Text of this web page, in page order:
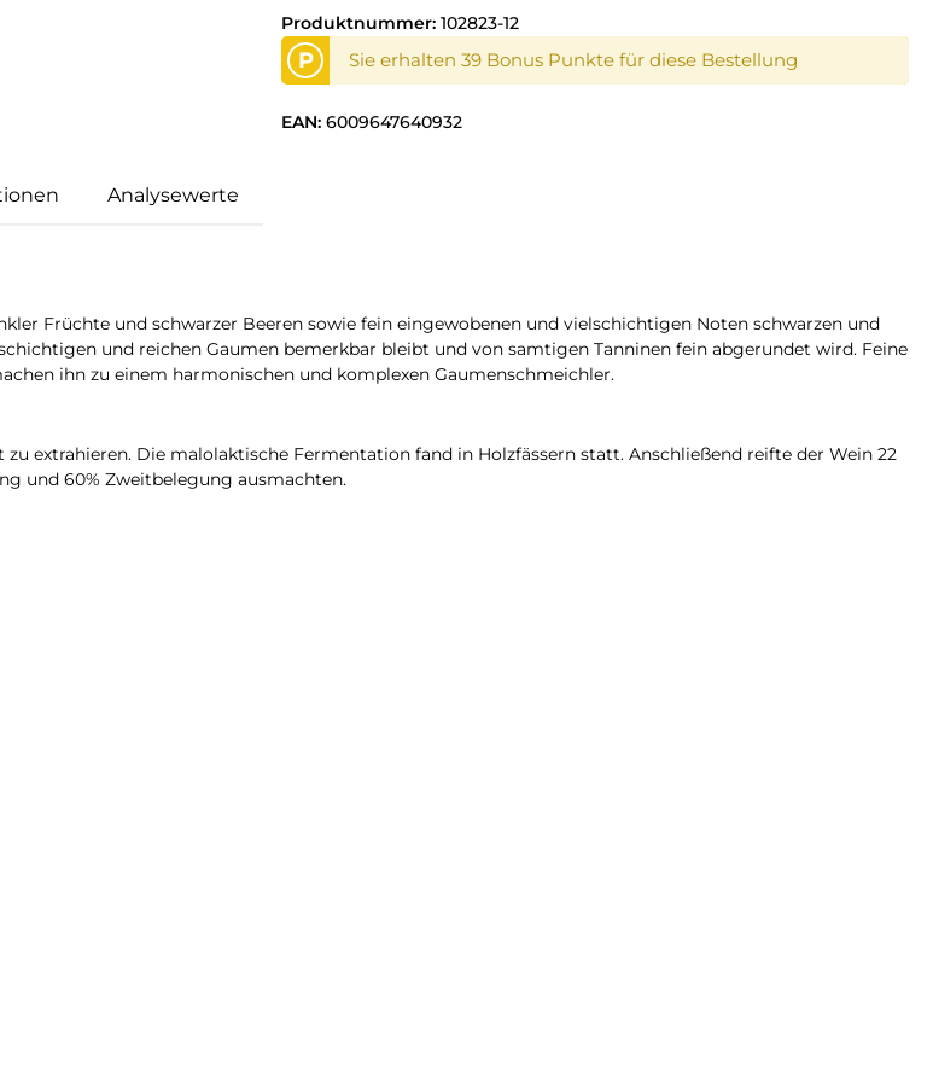
Produktnummer: 102823-12
P Sie erhalten 39 Bonus Punkte für diese Bestellung
EAN: 6009647640932
Analysewerte
Früchte und schwarzer Beeren sowie fein eingewobenen und vielschichtigen Noten schwarzen und
und reichen Gaumen bemerkbar bleibt und von samtigen Tanninen fein abgerundet wird. Feine
ihn zu einem harmonischen und komplexen Gaumenschmeichler.
extrahieren. Die malolaktische Fermentation fand in Holzfässern statt. Anschließend reifte der Wein 22
und 60% Zweitbelegung ausmachten.